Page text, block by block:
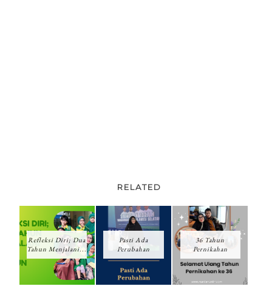
RELATED
Refleksi Diri; Dua
Tahun Menjalani...
Pasti Ada
Perubahan
36 Tahun
Pernikahan